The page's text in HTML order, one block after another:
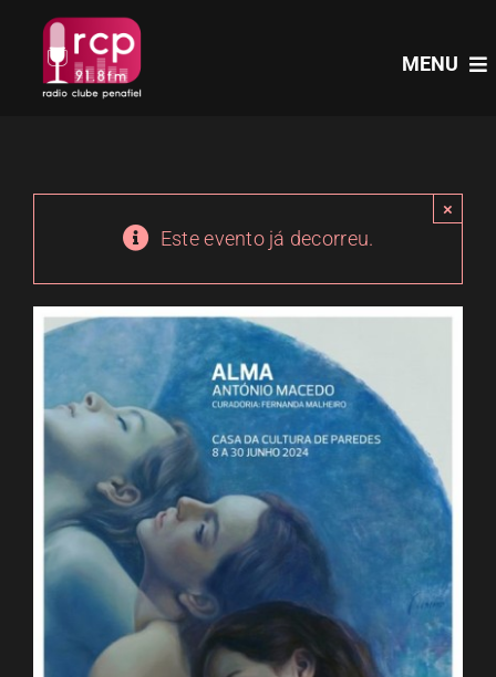
content
MENU
PROGRAMAS
EVENTOS
ESPAÇO OUVINTE
A RCP
CONTACTOS
Este evento já decorreu.
×